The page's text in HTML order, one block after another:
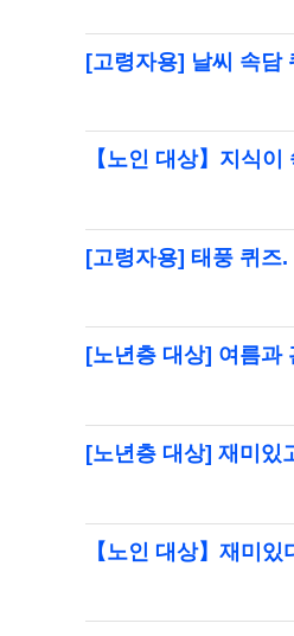
[고령자용] 날씨 속담
【노인 대상】지식
[고령자용] 태풍 퀴즈.
[노년층 대상] 여름과
[노년층 대상] 재미있
【노인 대상】재미